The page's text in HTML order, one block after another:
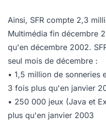
Ainsi, SFR compte 2,3
Multimédia fin décembre
qu'en décembre 2002.
seul mois de décembre :
• 1,5 million de sonneries
3 fois plus qu'en janvier
• 250 000 jeux (Java et
plus qu'en janvier 2003